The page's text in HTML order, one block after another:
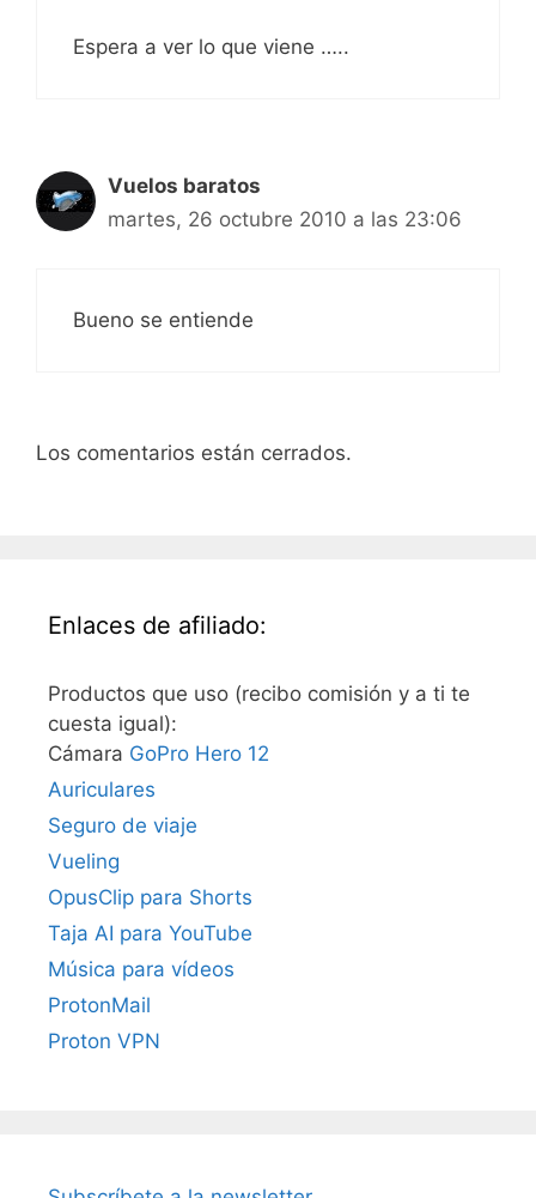
Espera a ver lo que viene …..
Vuelos baratos
martes, 26 octubre 2010 a las 23:06
Bueno se entiende
Los comentarios están cerrados.
Enlaces de afiliado:
Productos que uso (recibo comisión y a ti te
cuesta igual):
Cámara GoPro Hero 12
Auriculares
Seguro de viaje
Vueling
OpusClip para Shorts
Taja AI para YouTube
Música para vídeos
ProtonMail
Proton VPN